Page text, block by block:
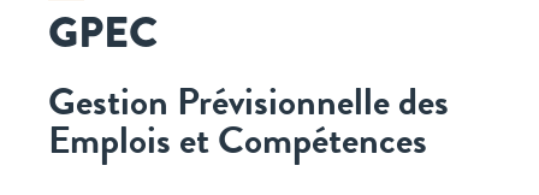
GPEC
Gestion Prévisionnelle des
Emplois et Compétences